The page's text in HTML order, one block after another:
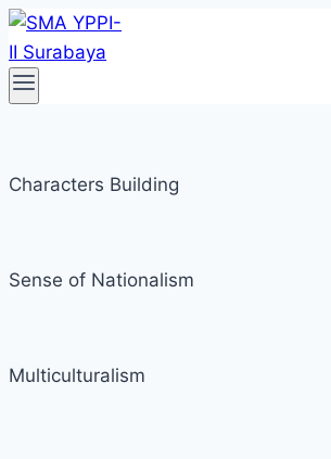
Skip
to
content
Characters Building
Sense of Nationalism
Multiculturalism